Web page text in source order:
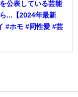
公表している芸能
...【2024年最新
#ホモ #同性愛 #芸